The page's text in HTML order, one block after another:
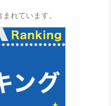
れています。